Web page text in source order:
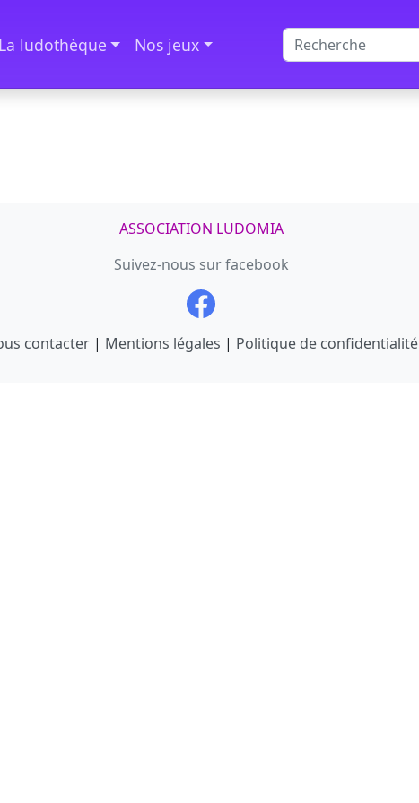
ludothèque Nos jeux
ASSOCIATION LUDOMIA
Suivez-nous sur facebook
contacter| Mentions légales | Politique de confidentialité